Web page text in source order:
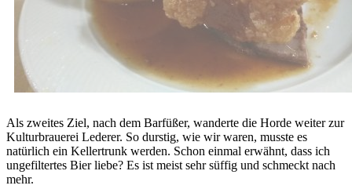
Als zweites Ziel, nach dem Barfüßer, wanderte die Horde weiter zur
Kulturbrauerei Lederer. So durstig, wie wir waren, musste es
natürlich ein Kellertrunk werden. Schon einmal erwähnt, dass ich
ungefiltertes Bier liebe? Es ist meist sehr süffig und schmeckt nach
mehr.